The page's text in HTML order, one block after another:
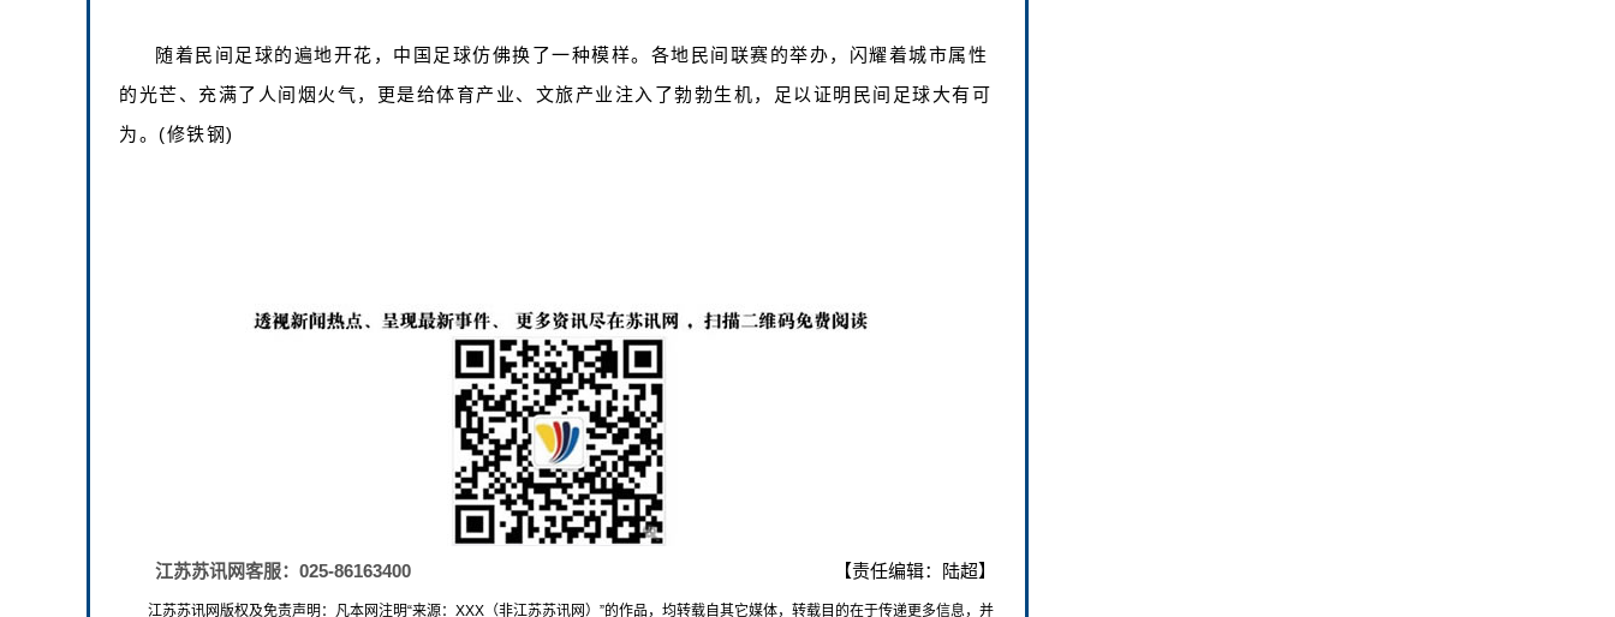
随着民间足球的遍地开花，中国足球仿佛换了一种模样。各地民间联赛的举办，闪耀着城市属性
的光芒、充满了人间烟火气，更是给体育产业、文旅产业注入了勃勃生机，足以证明民间足球大有可
为。(修铁钢)
江苏苏讯网客服：025-86163400 【责任编辑：陆超】
江苏苏讯网版权及免责声明：凡本网注明“来源：XXX（非江苏苏讯网）”的作品，均转载自其它媒体，转载目的在于传递更多信息，并